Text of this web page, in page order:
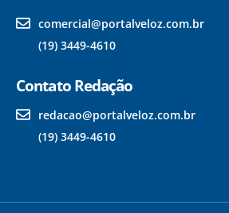
comercial@portalveloz.com.br
(19) 3449-4610
Contato Redação
redacao@portalveloz.com.br
(19) 3449-4610